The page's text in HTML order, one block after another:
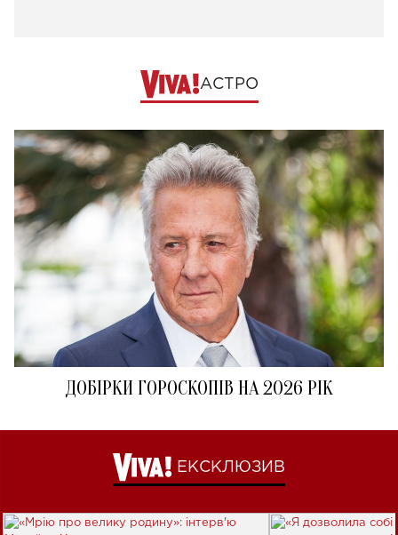
АСТРО
ДОБІРКИ ГОРОСКОПІВ НА 2026 РІК
ЕКСКЛЮЗИВ